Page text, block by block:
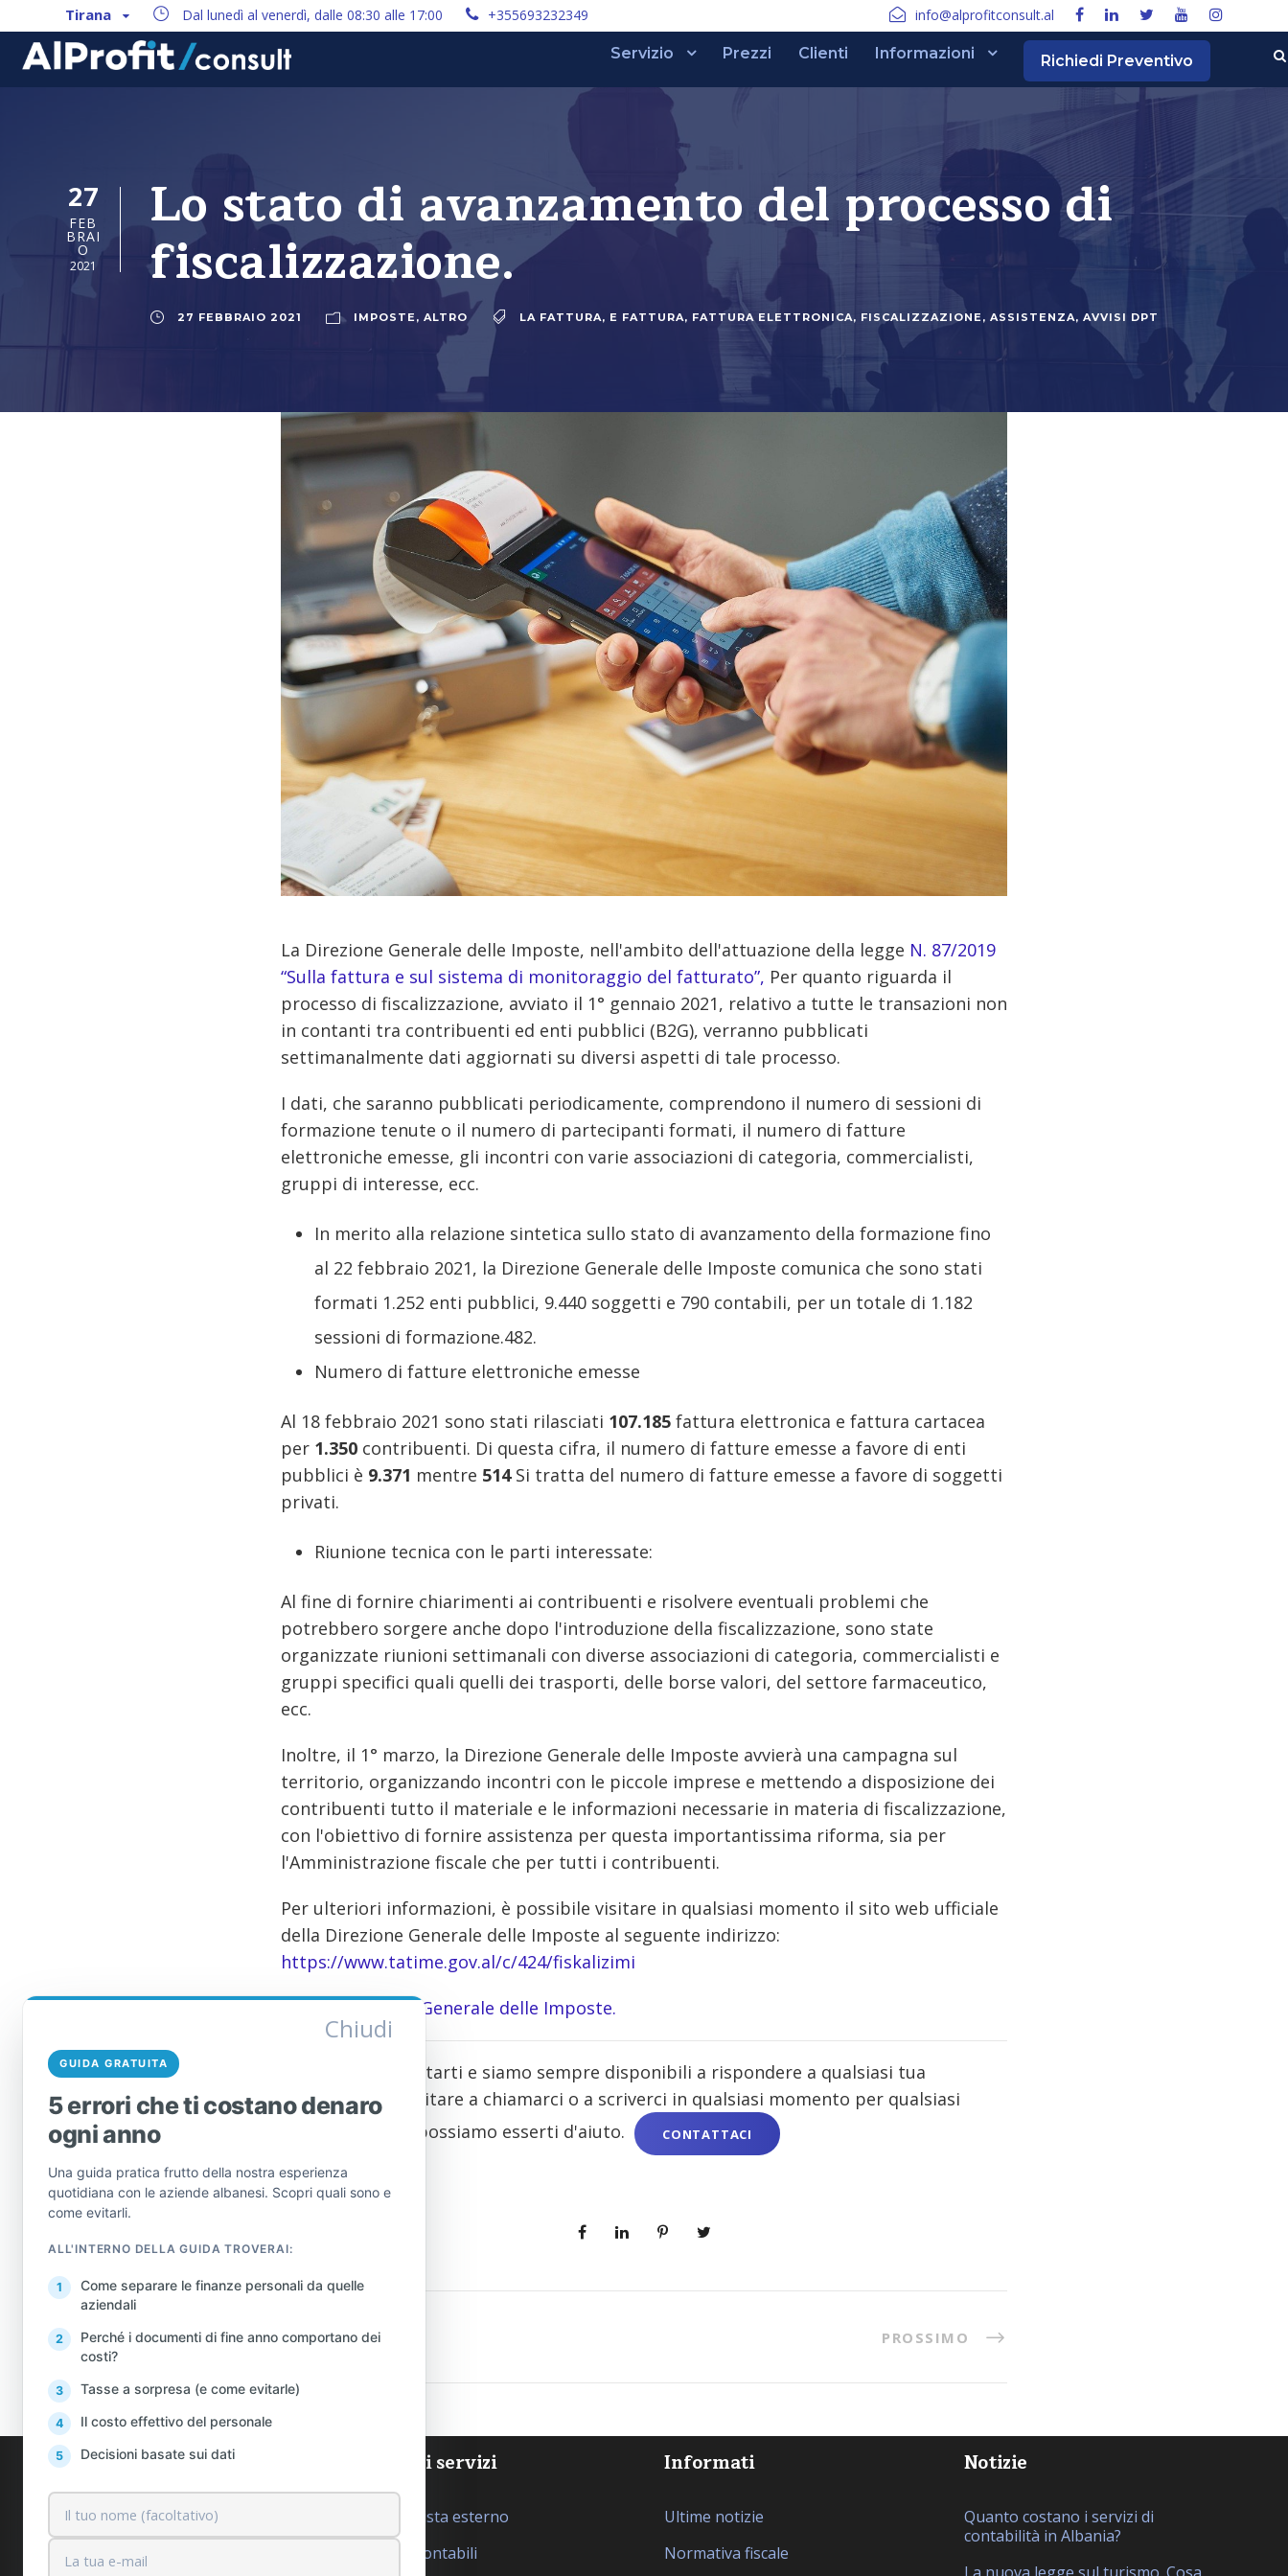
Tirana Dal lunedì al venerdì, dalle 08:30 alle 17:00 +355693232349 info@alprofitconsult.al
Servizio Prezzi Clienti Informazioni Richiedi Preventivo
27
FEB
BRAI
O
2021
Lo stato di avanzamento del processo di
fiscalizzazione.
27 FEBBRAIO 2021 IMPOSTE, ALTRO LA FATTURA, E FATTURA, FATTURA ELETTRONICA, FISCALIZZAZIONE, ASSISTENZA, AVVISI DPT
La Direzione Generale delle Imposte, nell'ambito dell'attuazione della legge N. 87/2019
“Sulla fattura e sul sistema di monitoraggio del fatturato”, Per quanto riguarda il
processo di fiscalizzazione, avviato il 1° gennaio 2021, relativo a tutte le transazioni non
in contanti tra contribuenti ed enti pubblici (B2G), verranno pubblicati
settimanalmente dati aggiornati su diversi aspetti di tale processo.
I dati, che saranno pubblicati periodicamente, comprendono il numero di sessioni di
formazione tenute o il numero di partecipanti formati, il numero di fatture
elettroniche emesse, gli incontri con varie associazioni di categoria, commercialisti,
gruppi di interesse, ecc.
In merito alla relazione sintetica sullo stato di avanzamento della formazione fino
al 22 febbraio 2021, la Direzione Generale delle Imposte comunica che sono stati
formati 1.252 enti pubblici, 9.440 soggetti e 790 contabili, per un totale di 1.182
sessioni di formazione.482.
Numero di fatture elettroniche emesse
Al 18 febbraio 2021 sono stati rilasciati 107.185 fattura elettronica e fattura cartacea
per 1.350 contribuenti. Di questa cifra, il numero di fatture emesse a favore di enti
pubblici è 9.371 mentre 514Si tratta del numero di fatture emesse a favore di soggetti
privati.
Riunione tecnica con le parti interessate:
Al fine di fornire chiarimenti ai contribuenti e risolvere eventuali problemi che
potrebbero sorgere anche dopo l'introduzione della fiscalizzazione, sono state
organizzate riunioni settimanali con diverse associazioni di categoria, commercialisti e
gruppi specifici quali quelli dei trasporti, delle borse valori, del settore farmaceutico,
ecc.
Inoltre, il 1° marzo, la Direzione Generale delle Imposte avvierà una campagna sul
territorio, organizzando incontri con le piccole imprese e mettendo a disposizione dei
contribuenti tutto il materiale e le informazioni necessarie in materia di fiscalizzazione,
con l'obiettivo di fornire assistenza per questa importantissima riforma, sia per
l'Amministrazione fiscale che per tutti i contribuenti.
Per ulteriori informazioni, è possibile visitare in qualsiasi momento il sito web ufficiale
della Direzione Generale delle Imposte al seguente indirizzo:
https://www.tatime.gov.al/c/424/fiskalizimi
Fonte:Direzione Generale delle Imposte.
Siamo qui per aiutarti e siamo sempre disponibili a rispondere a qualsiasi tua
domanda. Non esitare a chiamarci o a scriverci in qualsiasi momento per qualsiasi
questione in cui possiamo esserti d'aiuto.
CONTATTACI
PREVENIRE PROSSIMO
AlProfit
Chi siamo
Clienti
I nostri servizi
Economista esterno
Servizi contabili
Informati
Ultime notizie
Normativa fiscale
Notizie
Quanto costano i servizi di
contabilità in Albania?
Chiudi
GUIDA GRATUITA
5 errori che ti costano denaro
ogni anno
Una guida pratica frutto della nostra esperienza
quotidiana con le aziende albanesi. Scopri quali sono e
come evitarli.
ALL'INTERNO DELLA GUIDA TROVERAI:
Come separare le finanze personali da quelle
aziendali
Perché i documenti di fine anno comportano dei
costi?
Tasse a sorpresa (e come evitarle)
Il costo effettivo del personale
Decisioni basate sui dati